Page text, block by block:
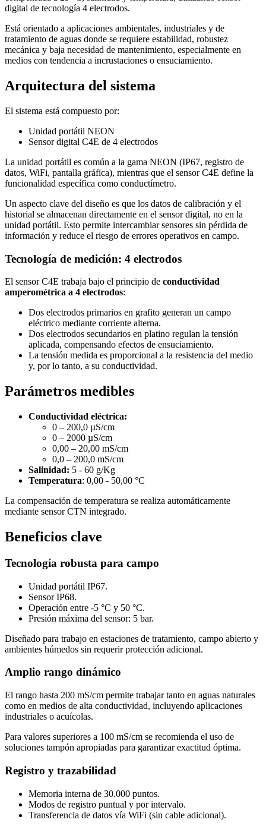
digital de tecnología 4 electrodos.
Está orientado a aplicaciones ambientales, industriales y de
tratamiento de aguas donde se requiere estabilidad, robustez
mecánica y baja necesidad de mantenimiento, especialmente en
medios con tendencia a incrustaciones o ensuciamiento.
Arquitectura del sistema
El sistema está compuesto por:
Unidad portátil NEON
Sensor digital C4E de 4 electrodos
La unidad portátil es común a la gama NEON (IP67, registro de
datos, WiFi, pantalla gráfica), mientras que el sensor C4E define la
funcionalidad específica como conductímetro.
Un aspecto clave del diseño es que los datos de calibración y el
historial se almacenan directamente en el sensor digital, no en la
unidad portátil. Esto permite intercambiar sensores sin pérdida de
información y reduce el riesgo de errores operativos en campo.
Tecnología de medición: 4 electrodos
El sensor C4E trabaja bajo el principio de conductividad
amperométrica a 4 electrodos:
Dos electrodos primarios en grafito generan un campo
eléctrico mediante corriente alterna.
Dos electrodos secundarios en platino regulan la tensión
aplicada, compensando efectos de ensuciamiento.
La tensión medida es proporcional a la resistencia del medio
y, por lo tanto, a su conductividad.
Parámetros medibles
Conductividad eléctrica:
0 – 200,0 µS/cm
0 – 2000 µS/cm
0,00 – 20,00 mS/cm
0,0 – 200,0 mS/cm
Salinidad: 5 - 60 g/Kg
Temperatura: 0,00 - 50,00 °C
La compensación de temperatura se realiza automáticamente
mediante sensor CTN integrado.
Beneficios clave
Tecnología robusta para campo
Unidad portátil IP67.
Sensor IP68.
Operación entre -5 °C y 50 °C.
Presión máxima del sensor: 5 bar.
Diseñado para trabajo en estaciones de tratamiento, campo abierto y
ambientes húmedos sin requerir protección adicional.
Amplio rango dinámico
El rango hasta 200 mS/cm permite trabajar tanto en aguas naturales
como en medios de alta conductividad, incluyendo aplicaciones
industriales o acuícolas.
Para valores superiores a 100 mS/cm se recomienda el uso de
soluciones tampón apropiadas para garantizar exactitud óptima.
Registro y trazabilidad
Memoria interna de 30.000 puntos.
Modos de registro puntual y por intervalo.
Transferencia de datos vía WiFi (sin cable adicional).